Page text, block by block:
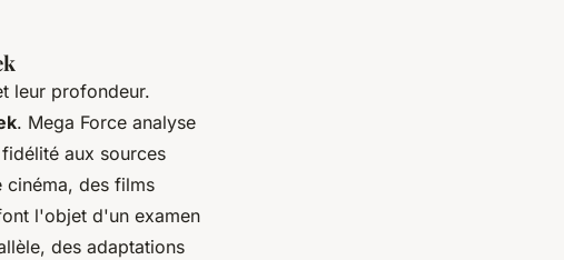
leur profondeur.
. Mega Force analyse
aux sources
cinéma, des films
l'objet d'un examen
des adaptations